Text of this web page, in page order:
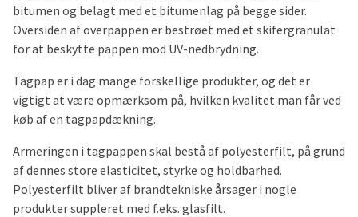
bitumen og belagt med et bitumenlag på begge sider.
Oversiden af overpappen er bestrøet med et skifergranulat
for at beskytte pappen mod UV-nedbrydning.
Tagpap er i dag mange forskellige produkter, og det er
vigtigt at være opmærksom på, hvilken kvalitet man får ved
køb af en tagpapdækning.
Armeringen i tagpappen skal bestå af polyesterfilt, på grund
af dennes store elasticitet, styrke og holdbarhed.
Polyesterfilt bliver af brandtekniske årsager i nogle
produkter suppleret med f.eks. glasfilt.